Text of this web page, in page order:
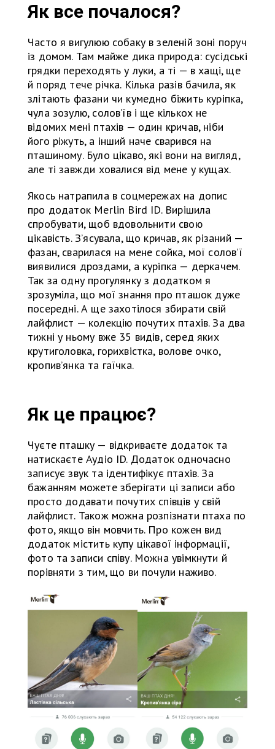
Як все почалося?
Часто я вигулюю собаку в зеленій зоні поруч
із домом. Там майже дика природа: сусідські
грядки переходять у луки, а ті — в хащі, ще
й поряд тече річка. Кілька разів бачила, як
злітають фазани чи кумедно біжить куріпка,
чула зозулю, солов’їв і ще кількох не
відомих мені птахів — один кричав, ніби
його ріжуть, а інший наче сварився на
пташиному. Було цікаво, які вони на вигляд,
але ті завжди ховалися від мене у кущах.
Якось натрапила в соцмережах на допис
про додаток Merlin Bird ID. Вирішила
спробувати, щоб вдовольнити свою
цікавість. З’ясувала, що кричав, як різаний —
фазан, сварилася на мене сойка, мої солов’ї
виявилися дроздами, а куріпка — деркачем.
Так за одну прогулянку з додатком я
зрозуміла, що мої знання про пташок дуже
посередні. А ще захотілося збирати свій
лайфлист — колекцію почутих птахів. За два
тижні у ньому вже 35 видів, серед яких
крутиголовка, горихвістка, волове очко,
кропив’янка та гаїчка.
Як це працює?
Чуєте пташку — відкриваєте додаток та
натискаєте Аудіо ID. Додаток одночасно
записує звук та ідентифікує птахів. За
бажанням можете зберігати ці записи або
просто додавати почутих співців у свій
лайфлист. Також можна розпізнати птаха по
фото, якщо він мовчить. Про кожен вид
додаток містить купу цікавої інформації,
фото та записи співу. Можна увімкнути й
порівняти з тим, що ви почули наживо.